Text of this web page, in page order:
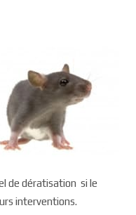
de dératisation si le
interventions.